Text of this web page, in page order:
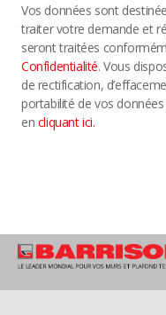
Vos données sont
traiter votre demande et
seront traitées
Confidentialité. Vous
de rectification,
portabilité de vos
en cliquant ici.
Image